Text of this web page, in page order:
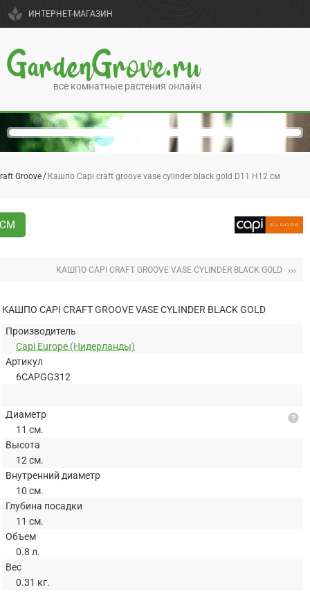
spa ИНТЕРНЕТ-МАГАЗИН
GardenGrove.ru
все комнатные растения онлайн
Groove Кашпо Capi craft groove vase cylinder black gold D11 H12 см
СМ
КАШПО CAPI CRAFT GROOVE VASE CYLINDER BLACK GOLD ›››
КАШПО CAPI CRAFT GROOVE VASE CYLINDER BLACK GOLD
Производитель
Capi Europe (Нидерланды)
Артикул
6CAPGG312
Диаметр
11 см.
Высота
12 см.
Внутренний диаметр
10 см.
Глубина посадки
11 см.
Объем
0.8 л.
Вес
0.31 кг.
help